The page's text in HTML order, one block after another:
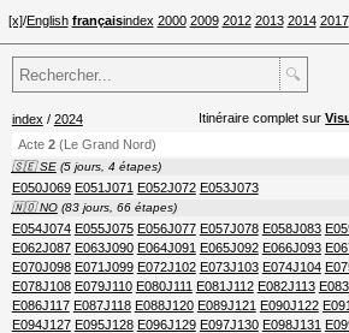
[x]/English françaisindex 2000 2009 2012 2013 2014 2017
🔍
index / 2024 Itinéraire complet sur
Acte2 (Le Grand Nord)
🇸🇪 SE (5 jours, 4 étapes)
E050J069 E051J071 E052J072 E053J073
🇳🇴 NO (83 jours, 66 étapes)
E054J074 E055J075 E056J077 E057J078 E058J083
E062J087 E063J090 E064J091 E065J092 E066J093
E070J098 E071J099 E072J102 E073J103 E074J104
E078J108 E079J110 E080J111 E081J112 E082J113
E086J117 E087J118 E088J120 E089J121 E090J122
E094J127 E095J128 E096J129 E097J130 E098J131